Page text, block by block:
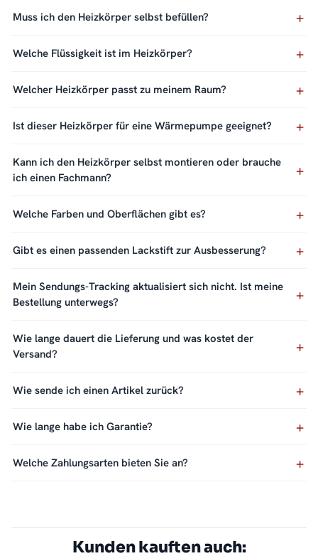
Muss ich den Heizkörper selbst befüllen?
Welche Flüssigkeit ist im Heizkörper?
Welcher Heizkörper passt zu meinem Raum?
Ist dieser Heizkörper für eine Wärmepumpe geeignet?
Kann ich den Heizkörper selbst montieren oder brauche
ich einen Fachmann?
Welche Farben und Oberflächen gibt es?
Gibt es einen passenden Lackstift zur Ausbesserung?
Mein Sendungs-Tracking aktualisiert sich nicht. Ist meine
Bestellung unterwegs?
Wie lange dauert die Lieferung und was kostet der
Versand?
Wie sende ich einen Artikel zurück?
Wie lange habe ich Garantie?
Welche Zahlungsarten bieten Sie an?
Kunden kauften auch: